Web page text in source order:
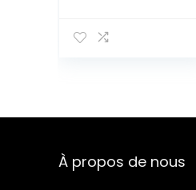
Sans Nicotine ni
À propos de nous